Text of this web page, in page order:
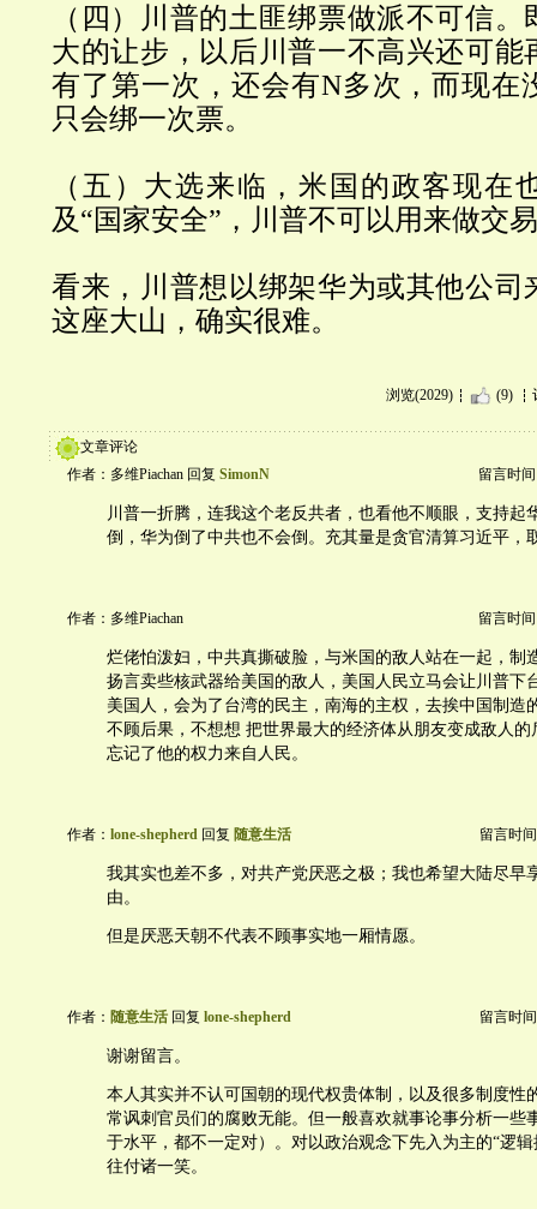
（四）川普的土匪绑票做派不可信
大的让步，以后川普一不高兴还可能
有了第一次，还会有N多次，而现在
只会绑一次票。
（五）大选来临，米国的政客现在
及“国家安全” ，川普不可以用来做交
看来，川普想以绑架华为或其他公司
这座大山，确实很难。
浏览(2029) (9)
文章评论
作者：多维Piachan 回复 SimonN 留言时间
川普一折腾，连我这个老反共者，也看他不顺眼，支持起
倒，华为倒了中共也不会倒。充其量是贪官清算习近平，
作者：多维Piachan 留言时间
烂佬怕泼妇，中共真撕破脸，与米国的敌人站在一起，制
扬言卖些核武器给美国的敌人，美国人民立马会让川普下
美国人，会为了台湾的民主，南海的主权，去挨中国制造
不顾后果，不想想 把世界最大的经济体从朋友变成敌人的
忘记了他的权力来自人民。
作者： lone-shepherd 回复 随意生活 留言时
我其实也差不多，对共产党厌恶之极；我也希望大陆尽早
由。
但是厌恶天朝不代表不顾事实地一厢情愿。
作者： 随意生活 回复 lone-shepherd 留言时
谢谢留言。
本人其实并不认可国朝的现代权贵体制，以及很多制度性
常讽刺官员们的腐败无能。但一般喜欢就事论事分析一些
于水平，都不一定对）。对以政治观念下先入为主的“逻
往付诸一笑。